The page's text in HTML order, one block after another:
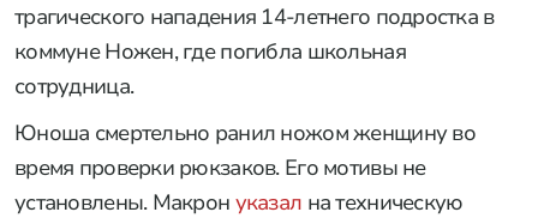
трагического нападения 14-летнего подростка в
коммуне Ножен, где погибла школьная
сотрудница.
Юноша смертельно ранил ножом женщину во
время проверки рюкзаков. Его мотивы не
установлены. Макрон указал на техническую